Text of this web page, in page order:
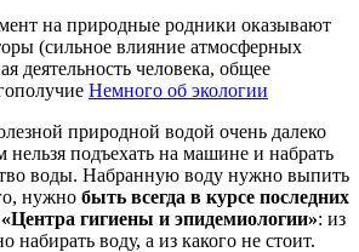
на природные родники оказывают
(сильное влияние атмосферных
деятельность человека, общее
Немного об экологии
природной водой очень далеко
подъехать на машине и набрать
воды. Набранную воду нужно выпить
нужно быть всегда в курсе последних
гигиены и эпидемиологии»: из
набирать воду, а из какого не стоит.